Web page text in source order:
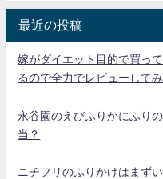
最近の投稿
嫁がダイエット目的で買っ
るので全力でレビューして
永谷園のえびふりかにふり
当？
ニチフリのふりかけはまず